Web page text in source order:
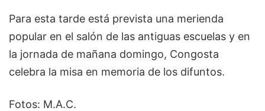
Para esta tarde está prevista una merienda
popular en el salón de las antiguas escuelas y en
la jornada de mañana domingo, Congosta
celebra la misa en memoria de los difuntos.
Fotos: M.A.C.